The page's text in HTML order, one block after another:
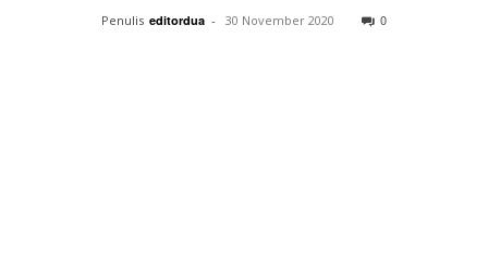
Penulis editordua - 30 November 2020 0